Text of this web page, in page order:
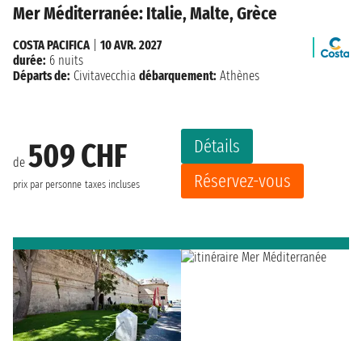
Mer Méditerranée: Italie, Malte, Grèce
de 509 CHF
prix par personne taxes incluses
Détails
Réservez-vous
COSTA PACIFICA| 10 AVR. 2027
durée: 6 nuits
Départs de: Civitavecchia débarquement: Athènes